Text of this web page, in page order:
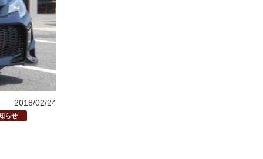
2018/02/24
らせ